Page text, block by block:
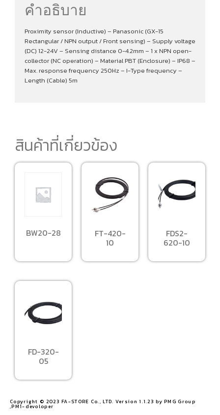
คำอธิบาย
Proximity sensor (Inductive) – Panasonic (GX-15
Rectangular / NPN output / Front sensing) – Supply voltage
(DC) 12-24V – Sensing distance 0-4.2mm – 1 x NPN open-
collector (NC operation) – Material PBT (Enclosure) – IP68 –
Max. response frequency 250Hz – I-Type frequency –
Length (Cable) 5m
สินค้าที่เกี่ยวข้อง
BW20-28 FT-420-
10
FDS2-
620-10
FD-320-
05
Copyright © 2023 FA-STORE Co., LTD. Version 1.1.23 by PMG Group
,PM1-devoloper​